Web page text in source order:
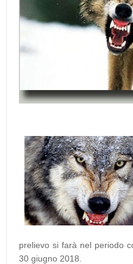
prelievo si farà nel periodo
30 giugno 2018.